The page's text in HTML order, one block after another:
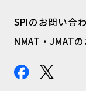
SPIのお問い合
NMAT・JMAT